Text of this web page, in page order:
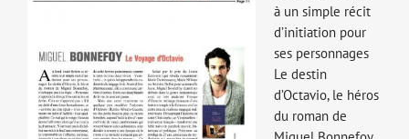
à un simple récit
d’initiation pour
ses personnages
Le destin
d’Octavio, le héros
du roman de